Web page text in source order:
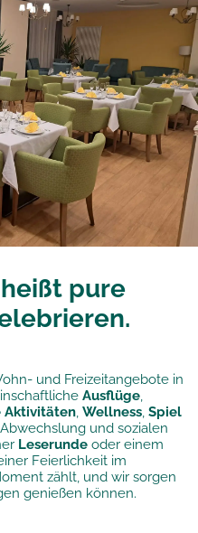
pure
und Freizeitangebote in
Ausflüge,
Aktivitäten, Wellness, Spiel
und sozialen
Leserunde oder einem
Feierlichkeit im
zählt, und wir sorgen
genießen können.